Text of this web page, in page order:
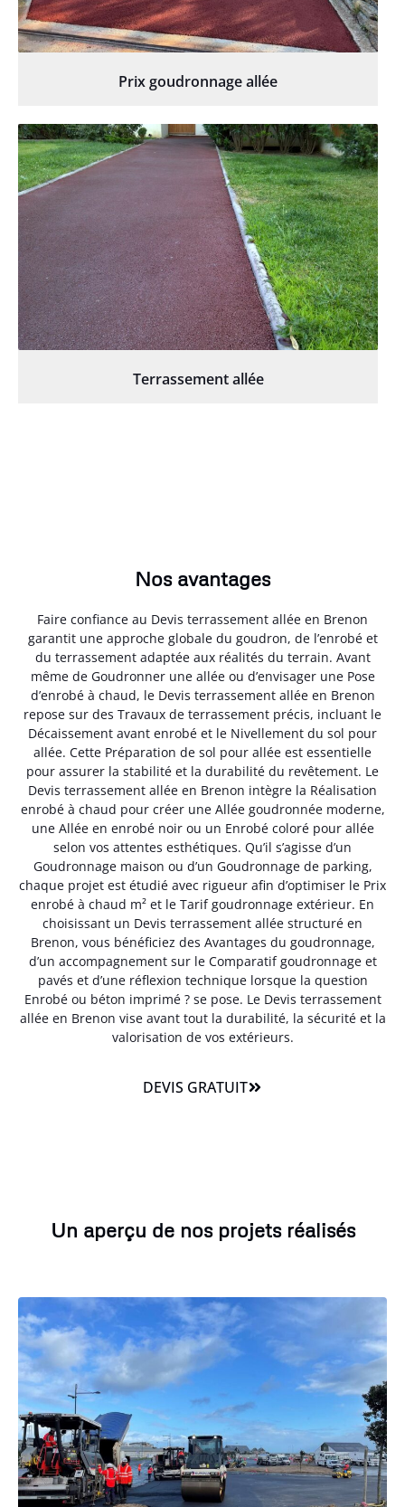
Prix goudronnage allée
Terrassement allée
Nos avantages
Faire confiance au Devis terrassement allée en Brenon
garantit une approche globale du goudron, de l’enrobé et
du terrassement adaptée aux réalités du terrain. Avant
même de Goudronner une allée ou d’envisager une Pose
d’enrobé à chaud, le Devis terrassement allée en Brenon
repose sur des Travaux de terrassement précis, incluant le
Décaissement avant enrobé et le Nivellement du sol pour
allée. Cette Préparation de sol pour allée est essentielle
pour assurer la stabilité et la durabilité du revêtement. Le
Devis terrassement allée en Brenon intègre la Réalisation
enrobé à chaud pour créer une Allée goudronnée moderne,
une Allée en enrobé noir ou un Enrobé coloré pour allée
selon vos attentes esthétiques. Qu’il s’agisse d’un
Goudronnage maison ou d’un Goudronnage de parking,
chaque projet est étudié avec rigueur afin d’optimiser le Prix
enrobé à chaud m² et le Tarif goudronnage extérieur. En
choisissant un Devis terrassement allée structuré en
Brenon, vous bénéficiez des Avantages du goudronnage,
d’un accompagnement sur le Comparatif goudronnage et
pavés et d’une réflexion technique lorsque la question
Enrobé ou béton imprimé ? se pose. Le Devis terrassement
allée en Brenon vise avant tout la durabilité, la sécurité et la
valorisation de vos extérieurs.
DEVIS GRATUIT
Un aperçu de nos projets réalisés